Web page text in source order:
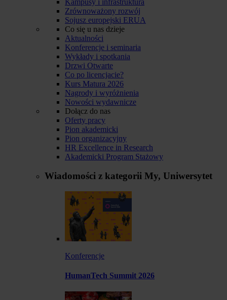
Zrównoważony rozwój
Sojusz europejski ERUA
Co się u nas dzieje
Aktualności
Konferencje i seminaria
Wykłady i spotkania
Drzwi Otwarte
Co po licencjacie?
Kurs Matura 2026
Nagrody i wyróżnienia
Nowości wydawnicze
Dołącz do nas
Oferty pracy
Pion akademicki
Pion organizacyjny
HR Excellence in Research
Akademicki Program Stażowy
Wiadomości z kategorii My, Uniwersytet
Konferencje
HumanTech Summit 2026